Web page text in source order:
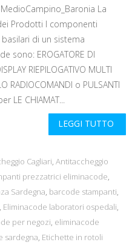
La
Prodotti I componenti
di un sistema
sono: EROGATORE DI
RIEPILOGATIVO MULTI
RADIOCOMANDI o PULSANTI
LE CHIAMAT...
LEGGI TUTTO
Cagliari, Antitaccheggio
prezzatrici eliminacode,
Sardegna, barcode stampanti,
, Eliminacode laboratori ospedali,
per negozi, eliminacode
sardegna, Etichette in rotoli